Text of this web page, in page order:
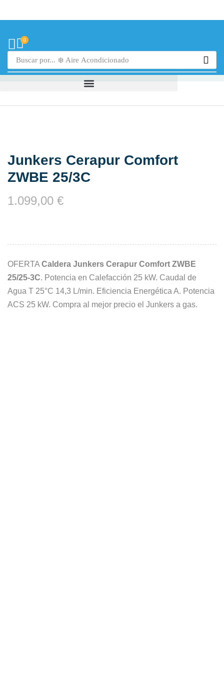
0
Buscar por... ❄️ Aire Acondicionado
Junkers Cerapur Comfort
ZWBE 25/3C
1.099,00 €
OFERTA Caldera Junkers Cerapur Comfort ZWBE
25/25-3C. Potencia en Calefacción 25 kW. Caudal de
Agua T 25°C 14,3 L/min. Eficiencia Energética A. Potencia
ACS 25 kW. Compra al mejor precio el Junkers a gas.